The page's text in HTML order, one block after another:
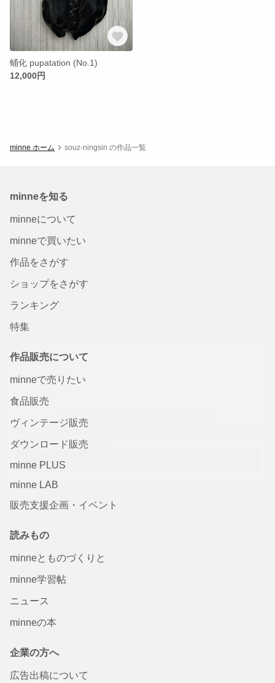
蛹化 pupatation (No.1)
12,000円
minne ホーム souz-ningsin の作品一覧
minneを知る
minneについて
minneで買いたい
作品をさがす
ショップをさがす
ランキング
特集
作品販売について
minneで売りたい
食品販売
ヴィンテージ販売
ダウンロード販売
minne PLUS
minne LAB
販売支援企画・イベント
読みもの
minneとものづくりと
minne学習帖
ニュース
minneの本
企業の方へ
広告出稿について